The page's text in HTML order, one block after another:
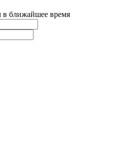
в ближайшее время